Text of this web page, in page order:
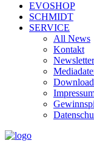
EVOSHOP
SCHMIDT
SERVICE
All News
Kontakt
Newsletter